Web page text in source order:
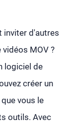
inviter d'autres
MOV ?
logiciel de
créer un
vous le
outils. Avec